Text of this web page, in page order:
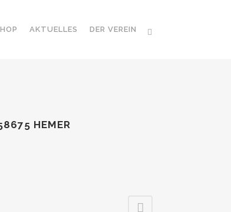
AKTUELLES DER VEREIN
HEMER